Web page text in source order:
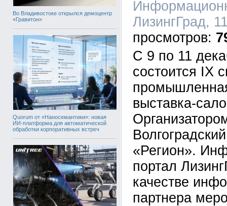
Во Владивостоке открылся демоцентр
«Гравитон»
Quorum от «Наносемантики»: новая
ИИ-платформа для автоматической
обработки корпоративных встреч
ЛизингГрад,
С 9 по 11
состоится IX
выставка-
«Регион».
портал
качестве
партнера